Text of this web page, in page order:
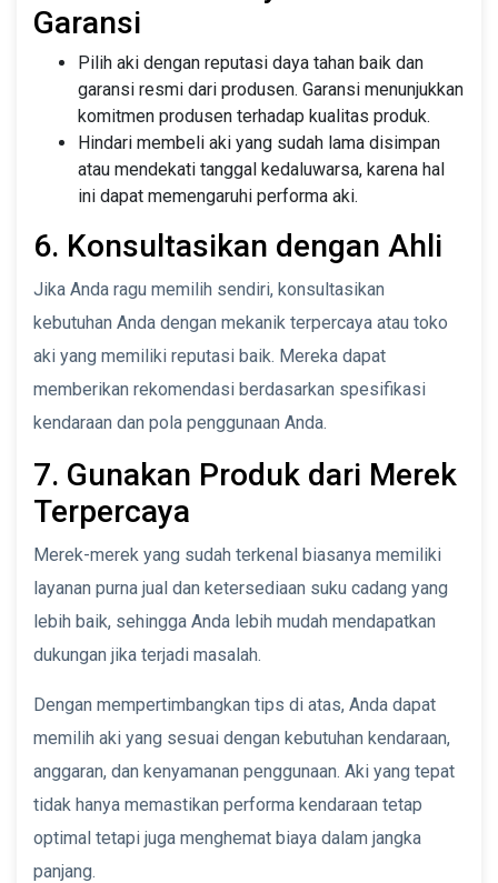
Garansi
Pilih aki dengan reputasi daya tahan baik dan
garansi resmi dari produsen. Garansi menunjukkan
komitmen produsen terhadap kualitas produk.
Hindari membeli aki yang sudah lama disimpan
atau mendekati tanggal kedaluwarsa, karena hal
ini dapat memengaruhi performa aki.
6. Konsultasikan dengan Ahli
Jika Anda ragu memilih sendiri, konsultasikan
kebutuhan Anda dengan mekanik terpercaya atau toko
aki yang memiliki reputasi baik. Mereka dapat
memberikan rekomendasi berdasarkan spesifikasi
kendaraan dan pola penggunaan Anda.
7. Gunakan Produk dari Merek
Terpercaya
Merek-merek yang sudah terkenal biasanya memiliki
layanan purna jual dan ketersediaan suku cadang yang
lebih baik, sehingga Anda lebih mudah mendapatkan
dukungan jika terjadi masalah.
Dengan mempertimbangkan tips di atas, Anda dapat
memilih aki yang sesuai dengan kebutuhan kendaraan,
anggaran, dan kenyamanan penggunaan. Aki yang tepat
tidak hanya memastikan performa kendaraan tetap
optimal tetapi juga menghemat biaya dalam jangka
panjang.